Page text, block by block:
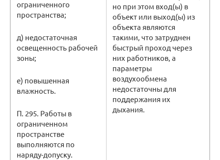
ограниченного
пространства;
д) недостаточная
освещенность рабочей
зоны;
е) повышенная
влажность.
П. 295. Работы в
ограниченном
пространстве
выполняются по
наряду-допуску.
но при этом вход(ы) в
объект или выход(ы) из
объекта являются
такими, что затруднен
быстрый проход через
них работников, а
параметры
воздухообмена
недостаточны для
поддержания их
дыхания.